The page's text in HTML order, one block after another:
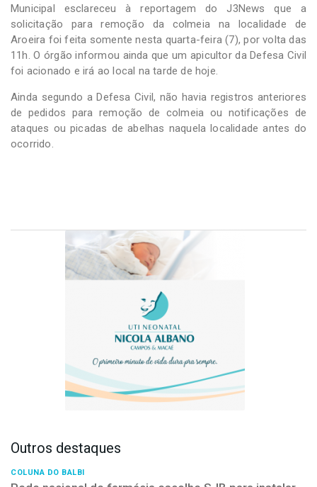
Municipal esclareceu à reportagem do J3News que a
solicitação para remoção da colmeia na localidade de
Aroeira foi feita somente nesta quarta-feira (7), por volta das
11h. O órgão informou ainda que um apicultor da Defesa Civil
foi acionado e irá ao local na tarde de hoje.
Ainda segundo a Defesa Civil, não havia registros anteriores
de pedidos para remoção de colmeia ou notificações de
ataques ou picadas de abelhas naquela localidade antes do
ocorrido.
Outros destaques
COLUNA DO BALBI